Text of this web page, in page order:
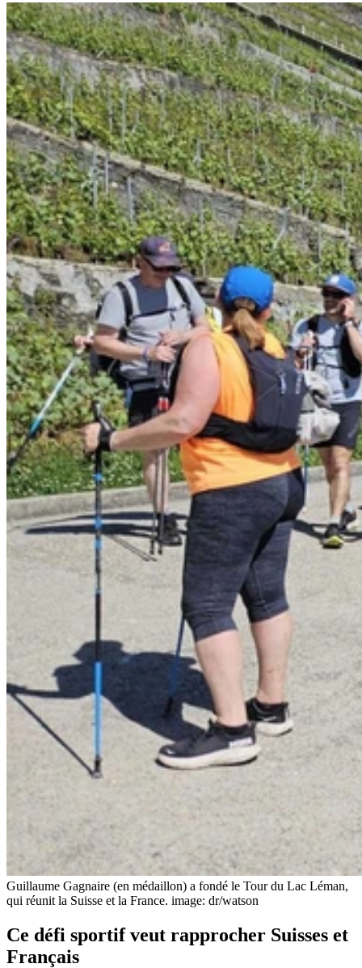
Guillaume Gagnaire (en médaillon) a fondé le Tour du Lac Léman,
qui réunit la Suisse et la France. image: dr/watson
Ce défi sportif veut rapprocher Suisses et
Français